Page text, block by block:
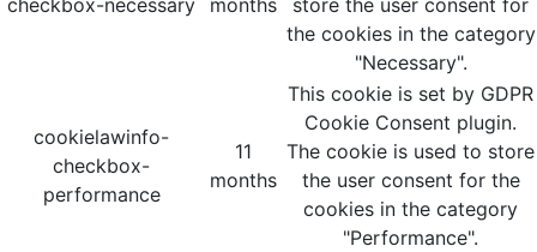
checkbox-necessary
months
store the user consent for
the cookies in the category
"Necessary".
cookielawinfo-
checkbox-
performance
11
months
This cookie is set by GDPR
Cookie Consent plugin.
The cookie is used to store
the user consent for the
cookies in the category
"Performance".